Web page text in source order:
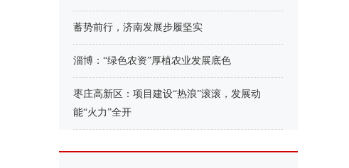
蓄势前行，济南发展步履坚实
淄博：“绿色农资”厚植农业发展底色
枣庄高新区：项目建设“热浪”滚滚，发展动
能“火力”全开